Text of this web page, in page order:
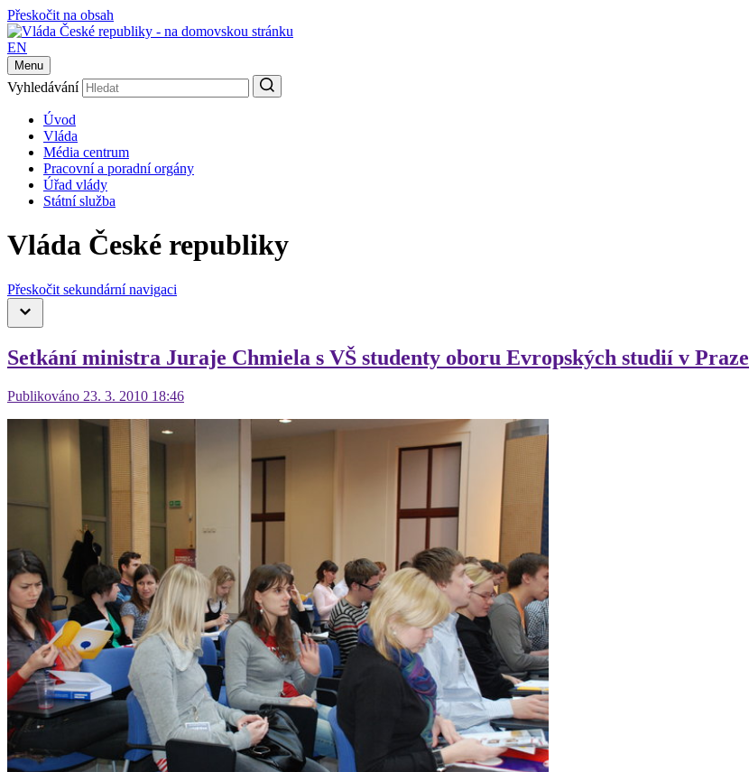
Přeskočit na obsah
EN
Menu
Vyhledávání
Úvod
Vláda
Média centrum
Pracovní a poradní orgány
Úřad vlády
Státní služba
Vláda České republiky
Přeskočit sekundární navigaci
Setkání ministra Juraje Chmiela s VŠ studenty oboru Evropských studií v Praze
Publikováno 23. 3. 2010 18:46